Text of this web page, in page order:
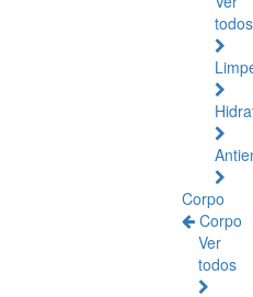
todos
Corpo
Corpo
Ver
todos